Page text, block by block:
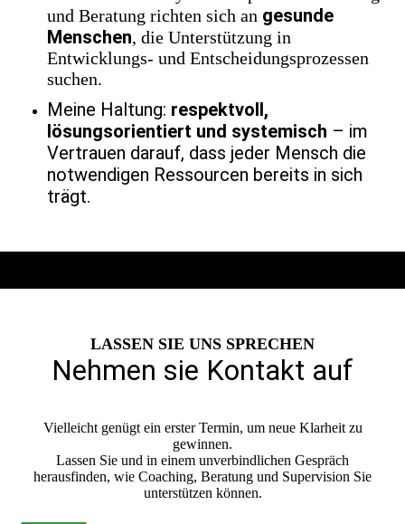
und Beratung richten sich an gesunde
Menschen, die Unterstützung in
Entwicklungs- und Entscheidungsprozessen
suchen.
Meine Haltung: respektvoll,
lösungsorientiert und systemisch – im
Vertrauen darauf, dass jeder Mensch die
notwendigen Ressourcen bereits in sich
trägt.
LASSEN SIE UNS SPRECHEN
Nehmen sie Kontakt auf
Vielleicht genügt ein erster Termin, um neue Klarheit zu
gewinnen.
Lassen Sie und in einem unverbindlichen Gespräch
herausfinden, wie Coaching, Beratung und Supervision Sie
unterstützen können.